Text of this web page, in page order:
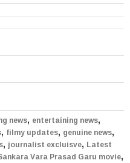
news, entertaining news,
, filmy updates, genuine news,
, journalist excluisve, Latest
Vara Prasad Garu movie,